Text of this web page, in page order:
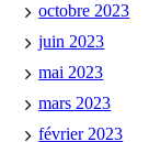
octobre 2023
juin 2023
mai 2023
mars 2023
février 2023